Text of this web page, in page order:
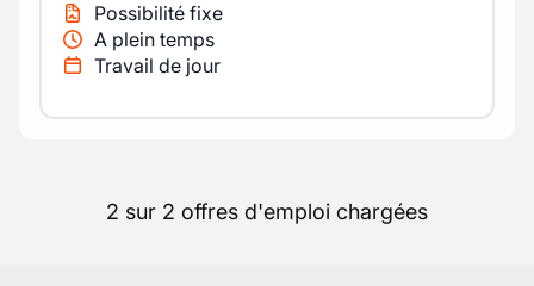
Possibilité fixe
A plein temps
Travail de jour
2 sur 2 offres d'emploi chargées